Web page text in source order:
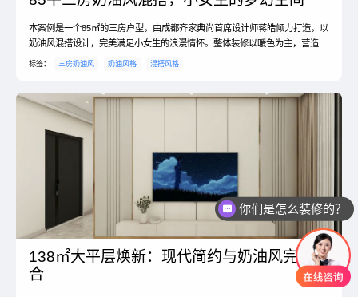
本案例是一个85㎡的三房户型，由成都齐家典尚首席设计师蒋皓倾力打造，以
奶油风混搭设计，完美满足小女生的浪漫情怀。整体装修以暖色为主，营造出
温馨舒适的氛围。
标签： 三房奶油风 奶油风格 混搭风格
138㎡大平层焕新：现代简约与奶油风完美融
合
你们是怎么装修的？